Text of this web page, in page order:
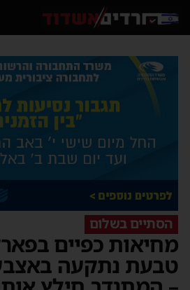
הסתיים בשלום
מחיאות כפיים
טבעת נתקעה